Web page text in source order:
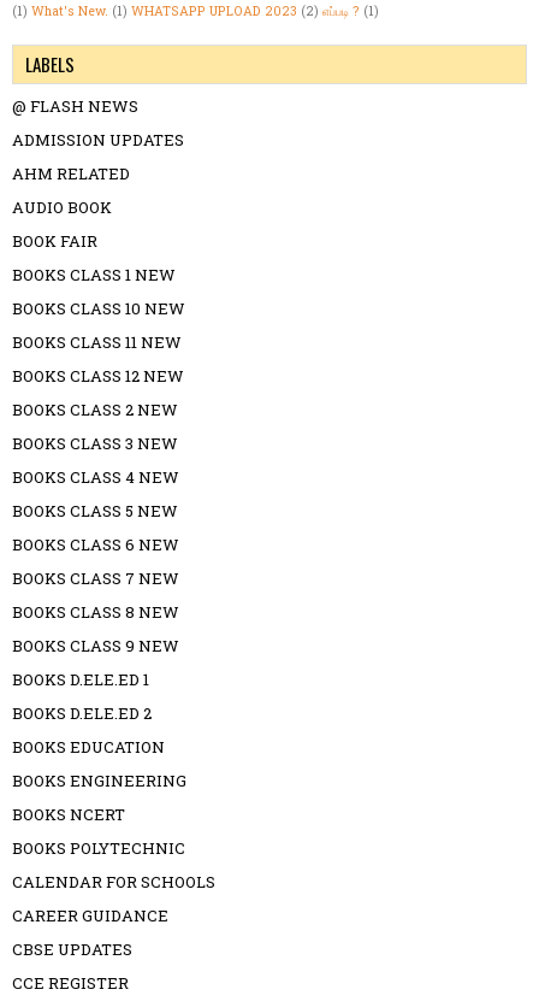
(1) What's New. (1) WHATSAPP UPLOAD 2023 (2) எப்படி ? (1)
LABELS
@ FLASH NEWS
ADMISSION UPDATES
AHM RELATED
AUDIO BOOK
BOOK FAIR
BOOKS CLASS 1 NEW
BOOKS CLASS 10 NEW
BOOKS CLASS 11 NEW
BOOKS CLASS 12 NEW
BOOKS CLASS 2 NEW
BOOKS CLASS 3 NEW
BOOKS CLASS 4 NEW
BOOKS CLASS 5 NEW
BOOKS CLASS 6 NEW
BOOKS CLASS 7 NEW
BOOKS CLASS 8 NEW
BOOKS CLASS 9 NEW
BOOKS D.ELE.ED 1
BOOKS D.ELE.ED 2
BOOKS EDUCATION
BOOKS ENGINEERING
BOOKS NCERT
BOOKS POLYTECHNIC
CALENDAR FOR SCHOOLS
CAREER GUIDANCE
CBSE UPDATES
CCE REGISTER